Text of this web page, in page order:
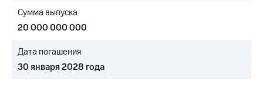
Пригласить
спикера
и акционерам
Корпоративное
управление
Сумма выпуска
20 000 000 000
Дата погашения
30 января 2028 года